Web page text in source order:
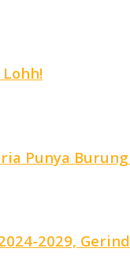
Punya Burung
2029,